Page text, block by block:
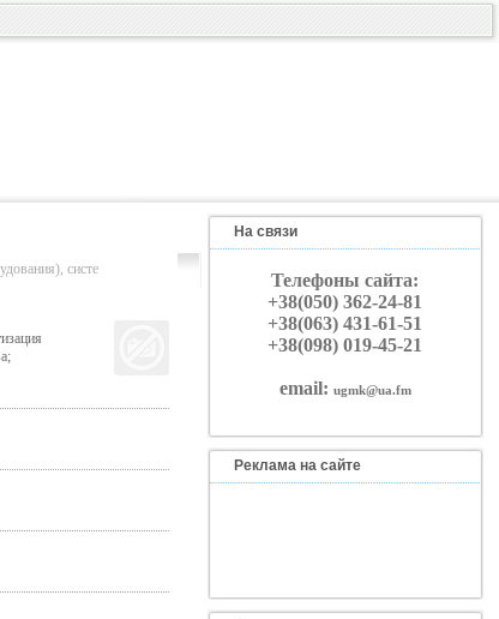
систе
На связи
Телефоны сайта:
+38(050) 362-24-81
+38(063) 431-61-51
+38(098) 019-45-21
email: ugmk@ua.fm
Реклама на сайте